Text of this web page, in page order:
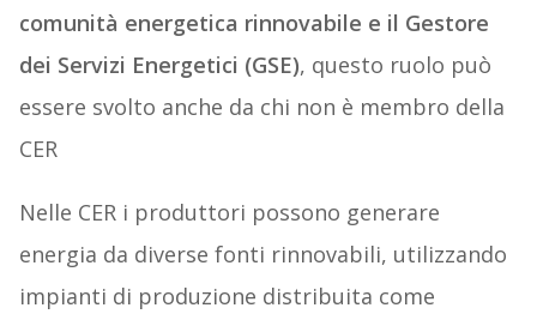
comunità energetica rinnovabile e il Gestore
dei Servizi Energetici (GSE), questo ruolo può
essere svolto anche da chi non è membro della
CER
Nelle CER i produttori possono generare
energia da diverse fonti rinnovabili, utilizzando
impianti di produzione distribuita come